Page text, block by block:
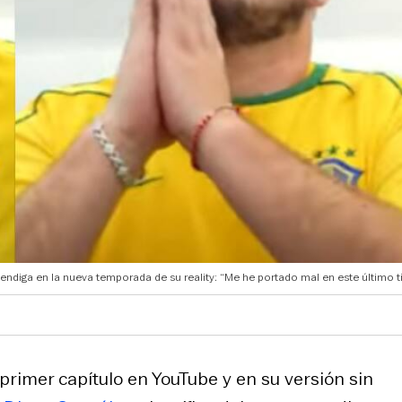
en la nueva temporada de su reality: “Me he portado mal en este último
capítulo en YouTube y en su versión sin